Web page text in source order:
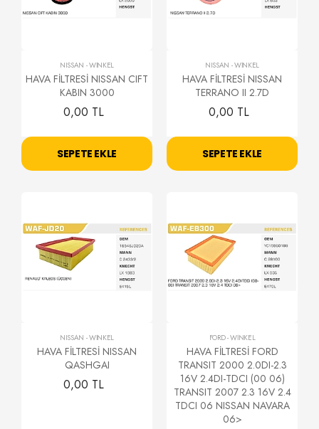
NISSAN -WİNKEL
HAVA FİLTRESİ NISSAN CIFT
KABIN 3000
0,00 TL
SEPETE EKLE
NISSAN -WİNKEL
HAVA FİLTRESİ NISSAN
TERRANO II 2.7D
0,00 TL
SEPETE EKLE
NISSAN -WİNKEL
HAVA FİLTRESİ NISSAN
QASHGAI
0,00 TL
FORD-WİNKEL
HAVA FİLTRESİ FORD
TRANSIT 2000 2.0DI-2.3
16V 2.4DI-TDCI (00 06)
TRANSIT 2007 2.3 16V 2.4
TDCI 06 NISSAN NAVARA
06>